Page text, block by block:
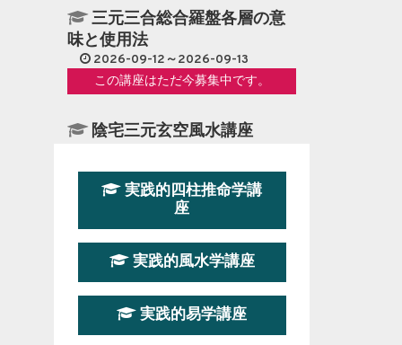
三元三合総合羅盤各層の意
味と使用法
2026-09-12～2026-09-13
この講座はただ今募集中です。
陰宅三元玄空風水講座
この講座はただ今募集中です。
学講座』
2026-08-22～2026-10-25
この講座はただ今募集中です。
第19期立命塾実践的四柱推
実践的四柱推命学講
座
実践的風水学講座
実践的易学講座